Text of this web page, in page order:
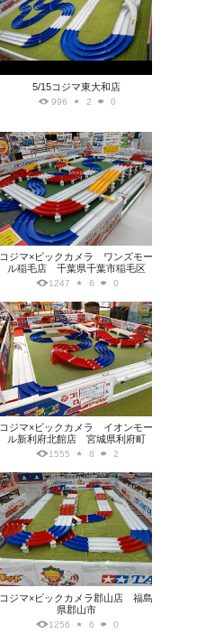
5/15コジマ東大和店
996 2 0
コジマ×ビックカメラ ワンズモー
ル稲毛店 千葉県千葉市稲毛区
1247 6 0
コジマ×ビックカメラ イオンモー
ル新利府北館店 宮城県利府町
1555 8 2
コジマ×ビックカメラ郡山店 福島
県郡山市
1256 6 0